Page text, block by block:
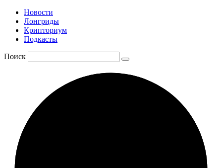
Новости
Лонгриды
Крипториум
Подкасты
Поиск